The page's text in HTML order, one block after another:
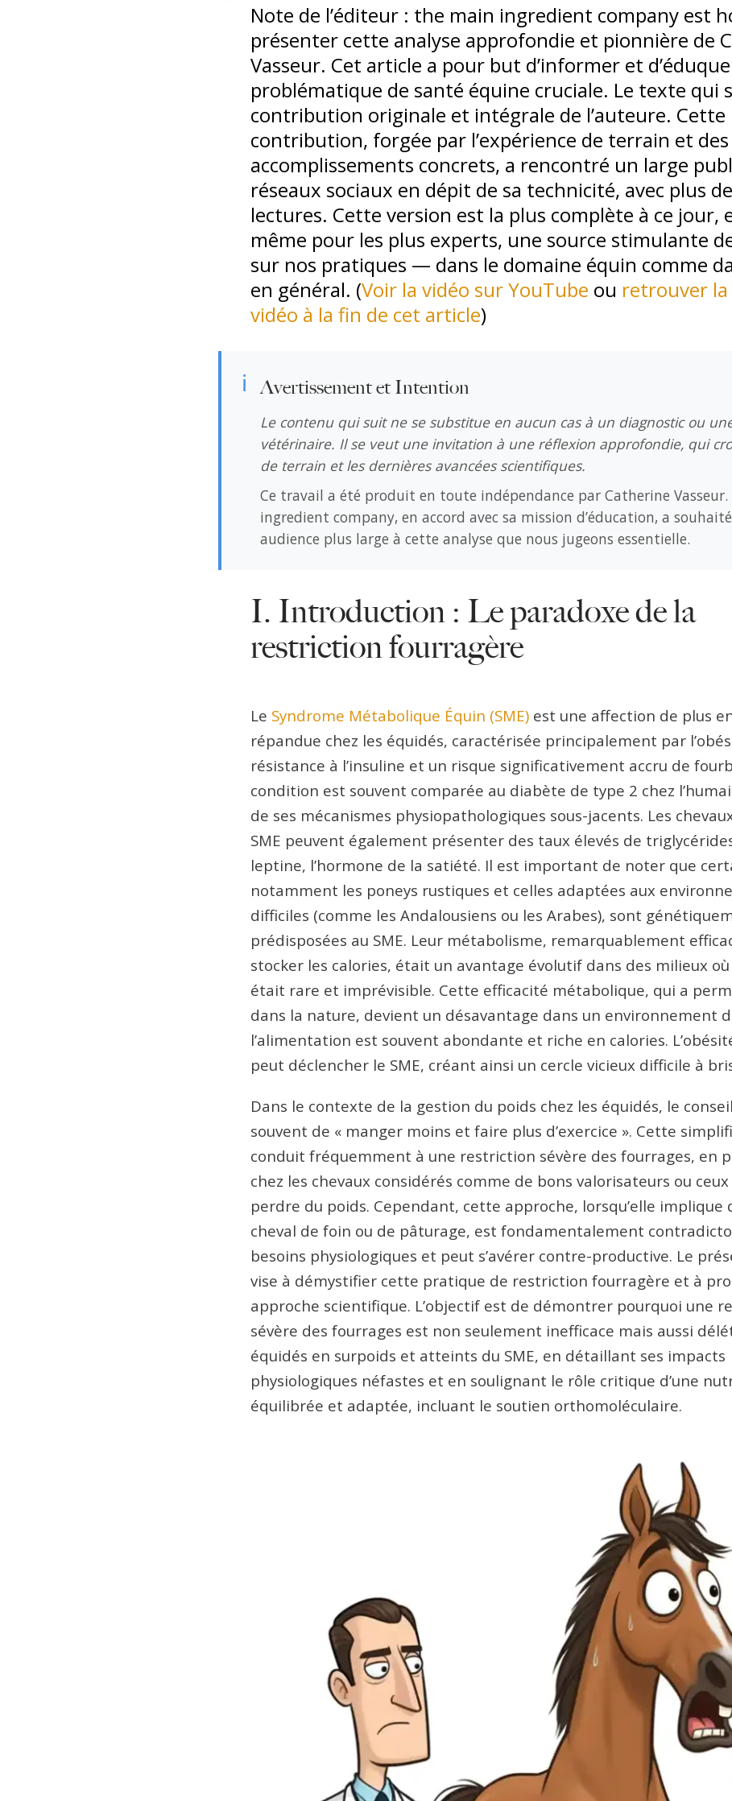
Note de l’éditeur : the main ingredient company est
présenter cette analyse approfondie et pionnière de
Vasseur. Cet article a pour but d’informer et
problématique de santé équine cruciale. Le texte qui
contribution originale et intégrale de l’auteure. Cette
contribution, forgée par l’expérience de terrain et des
accomplissements concrets, a rencontré un large
réseaux sociaux en dépit de sa technicité, avec plus
lectures. Cette version est la plus complète à ce jour,
même pour les plus experts, une source stimulante
sur nos pratiques — dans le domaine équin comme
en général. (Voir la vidéo sur YouTube ou retrouver
vidéo à la fin de cet article)
ℹ Avertissement et Intention
Le contenu qui suit ne se substitue en aucun cas à un diagnostic ou
vétérinaire. Il se veut une invitation à une réflexion approfondie, qui
de terrain et les dernières avancées scientifiques.
Ce travail a été produit en toute indépendance par Catherine Vasseur.
ingredient company, en accord avec sa mission d’éducation, a
audience plus large à cette analyse que nous jugeons essentielle.
I. Introduction : Le paradoxe de la
restriction fourragère
Le Syndrome Métabolique Équin (SME)est une affection de plus
répandue chez les équidés, caractérisée principalement par
résistance à l’insuline et un risque significativement accru de
condition est souvent comparée au diabète de type 2 chez
de ses mécanismes physiopathologiques sous-jacents. Les
SME peuvent également présenter des taux élevés de
leptine, l’hormone de la satiété. Il est important de noter que
notamment les poneys rustiques et celles adaptées aux
difficiles (comme les Andalousiens ou les Arabes), sont
prédisposées au SME. Leur métabolisme, remarquablement
stocker les calories, était un avantage évolutif dans des milieux
était rare et imprévisible. Cette efficacité métabolique, qui a
dans la nature, devient un désavantage dans un environnement
l’alimentation est souvent abondante et riche en calories.
peut déclencher le SME, créant ainsi un cercle vicieux difficile à
Dans le contexte de la gestion du poids chez les équidés, le
souvent de « manger moins et faire plus d’exercice ». Cette
conduit fréquemment à une restriction sévère des fourrages, en
chez les chevaux considérés comme de bons valorisateurs ou
perdre du poids. Cependant, cette approche, lorsqu’elle implique
cheval de foin ou de pâturage, est fondamentalement
besoins physiologiques et peut s’avérer contre-productive. Le
vise à démystifier cette pratique de restriction fourragère et à
approche scientifique. L’objectif est de démontrer pourquoi une
sévère des fourrages est non seulement inefficace mais aussi
équidés en surpoids et atteints du SME, en détaillant ses impacts
physiologiques néfastes et en soulignant le rôle critique d’une
équilibrée et adaptée, incluant le soutien orthomoléculaire.